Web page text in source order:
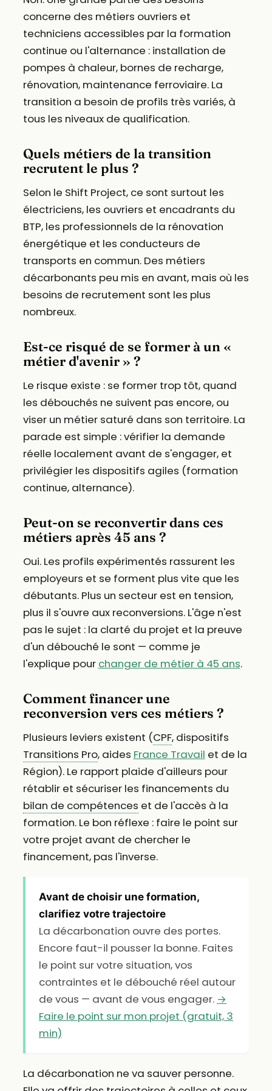
concerne des métiers ouvriers et
techniciens accessibles par la formation
continue ou l'alternance : installation de
pompes à chaleur, bornes de recharge,
rénovation, maintenance ferroviaire. La
transition a besoin de profils très variés, à
tous les niveaux de qualification.
Quels métiers de la transition
recrutent le plus ?
Selon le Shift Project, ce sont surtout les
électriciens, les ouvriers et encadrants du
BTP, les professionnels de la rénovation
énergétique et les conducteurs de
transports en commun. Des métiers
décarbonants peu mis en avant, mais où les
besoins de recrutement sont les plus
nombreux.
Est-ce risqué de se former à un «
métier d'avenir » ?
Le risque existe : se former trop tôt, quand
les débouchés ne suivent pas encore, ou
viser un métier saturé dans son territoire. La
parade est simple : vérifier la demande
réelle localement avant de s'engager, et
privilégier les dispositifs agiles (formation
continue, alternance).
Peut-on se reconvertir dans ces
métiers après 45 ans ?
Oui. Les profils expérimentés rassurent les
employeurs et se forment plus vite que les
débutants. Plus un secteur est en tension,
plus il s'ouvre aux reconversions. L'âge n'est
pas le sujet : la clarté du projet et la preuve
d'un débouché le sont — comme je
l'explique pour changer de métier à 45 ans.
Comment financer une
reconversion vers ces métiers ?
Plusieurs leviers existent (CPF, dispositifs
Transitions Pro, aides France Travail et de la
Région). Le rapport plaide d'ailleurs pour
rétablir et sécuriser les financements du
bilan de compétences et de l'accès à la
formation. Le bon réflexe : faire le point sur
votre projet avant de chercher le
financement, pas l'inverse.
Avant de choisir une formation,
clarifiez votre trajectoire
La décarbonation ouvre des portes.
Encore faut-il pousser la bonne. Faites
le point sur votre situation, vos
contraintes et le débouché réel autour
de vous — avant de vous engager. →
Faire le point sur mon projet (gratuit, 3
min)
La décarbonation ne va sauver personne.